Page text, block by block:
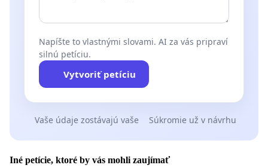
Napíšte to vlastnými slovami. AI za vás pripraví
silnú petíciu.
Vytvoriť petíciu
Vaše údaje zostávajú vaše Súkromie už v návrhu
Iné petície, ktoré by vás mohli zaujímať